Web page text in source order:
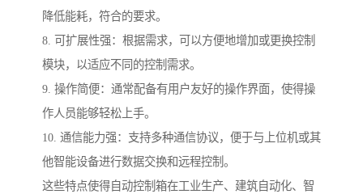
降低能耗，符合的要求。
8. 可扩展性强：根据需求，可以方便地增加或更换控制
模块，以适应不同的控制需求。
9. 操作简便：通常配备有用户友好的操作界面，使得操
作人员能够轻松上手。
10. 通信能力强：支持多种通信协议，便于与上位机或其
他智能设备进行数据交换和远程控制。
这些特点使得自动控制箱在工业生产、建筑自动化、智